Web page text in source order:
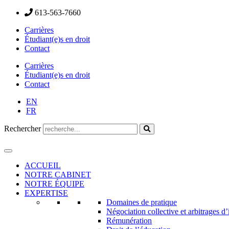
613-563-7660
Carrières
Étudiant(e)s en droit
Contact
Carrières
Étudiant(e)s en droit
Contact
EN
FR
Rechercher
ACCUEIL
NOTRE CABINET
NOTRE ÉQUIPE
EXPERTISE
Domaines de pratique
Négociation collective et arbitrages
Rémunération